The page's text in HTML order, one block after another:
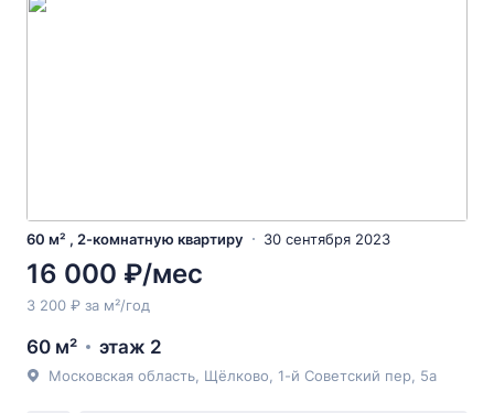
60 м² , 2-комнатную квартиру 30 сентября 2023
16 000 ₽/мес
3 200 ₽ за м²/год
60 м² этаж 2
Московская область, Щёлково, 1-й Советский пер, 5а